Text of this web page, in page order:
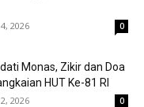
2026 0
Monas, Zikir dan Doa
HUT Ke-81 RI
2026 0